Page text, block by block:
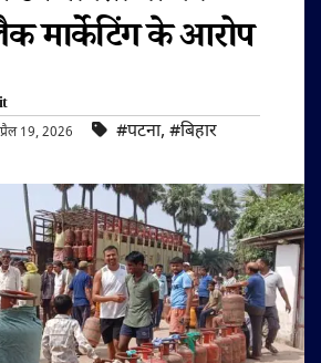
मार्केटिंग के आरोप
19, 2026 #पटना, #बिहार